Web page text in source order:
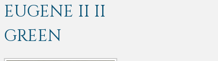
EUGENE II II
GREEN